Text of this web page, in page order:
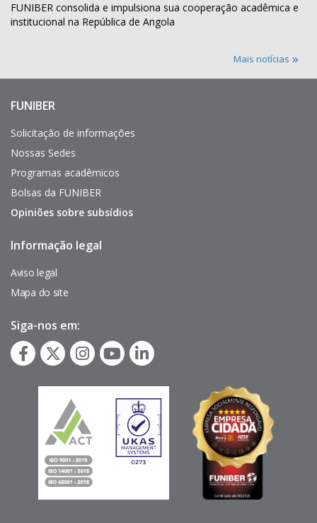
FUNIBER consolida e impulsiona sua cooperação acadêmica e
institucional na República de Angola
Mais notícias
Enlaces
interés
FUNIBER
Solicitação de informações
Nossas Sedes
Programas acadêmicos
Bolsas da FUNIBER
Opiniões sobre subsídios
Pie
página
Informação legal
Aviso legal
Mapa do site
Siga-nos em: